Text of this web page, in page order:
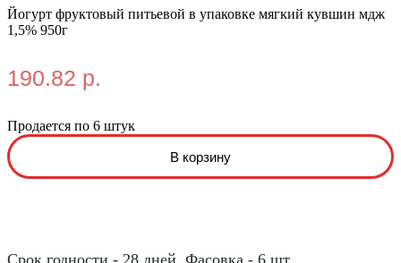
Йогурт фруктовый питьевой в упаковке мягкий кувшин мдж
1,5% 950г
190.82 р.
Продается по 6 штук
Срок годности - 28 дней. Фасовка - 6 шт.